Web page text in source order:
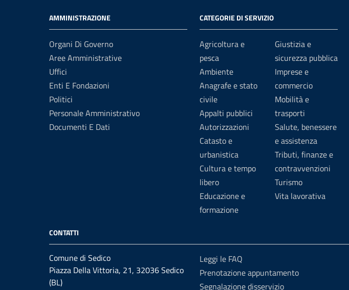
AMMINISTRAZIONE
Organi Di Governo
Aree Amministrative
Uffici
Enti E Fondazioni
Politici
Personale Amministrativo
Documenti E Dati
CATEGORIE DI SERVIZIO
Agricoltura e
pesca
Ambiente
Anagrafe e stato
civile
Appalti pubblici
Autorizzazioni
Catasto e
urbanistica
Cultura e tempo
libero
Educazione e
formazione
Giustizia e
sicurezza pubblica
Imprese e
commercio
Mobilità e
trasporti
Salute, benessere
e assistenza
Tributi, finanze e
contravvenzioni
Turismo
Vita lavorativa
CONTATTI
Comune di Sedico
Piazza Della Vittoria, 21, 32036 Sedico
(BL)
Leggi le FAQ
Prenotazione appuntamento
Segnalazione disservizio